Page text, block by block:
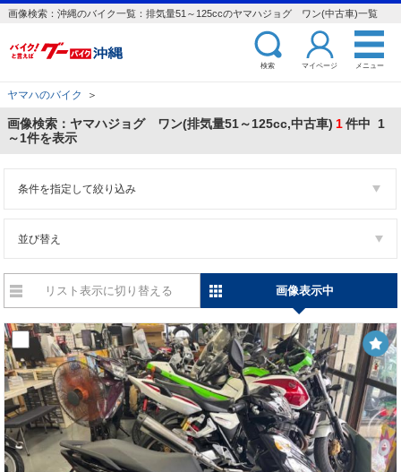
画像検索：沖縄のバイク一覧：排気量51～125ccのヤマハジョグ ワン(中古車)一覧
検索 マイページ メニュー
ヤマハのバイク ＞
画像検索：ヤマハジョグ ワン(排気量51～125cc,中古車) 1件中 1
～1件を表示
条件を指定して絞り込み
並び替え
リスト表示に切り替える 画像表示中